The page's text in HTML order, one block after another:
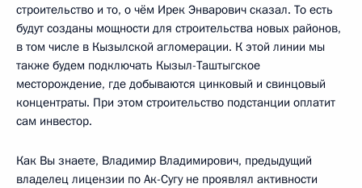
строительство и то, о чём Ирек Энварович сказал. То есть
будут созданы мощности для строительства новых районов,
в том числе в Кызылской агломерации. К этой линии мы
также будем подключать Кызыл-Таштыгское
месторождение, где добываются цинковый и свинцовый
концентраты. При этом строительство подстанции оплатит
сам инвестор.
Как Вы знаете, Владимир Владимирович, предыдущий
владелец лицензии по Ак-Сугу не проявлял активности